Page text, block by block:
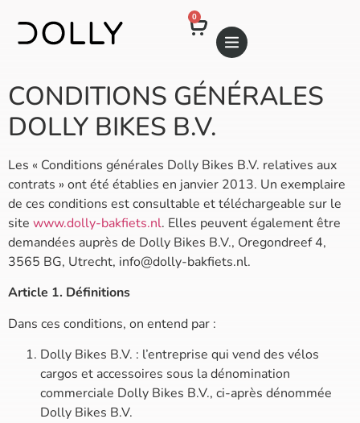
0
CONDITIONS GÉNÉRALES
DOLLY BIKES B.V.
Les « Conditions générales Dolly Bikes B.V. relatives aux
contrats » ont été établies en janvier 2013. Un exemplaire
de ces conditions est consultable et téléchargeable sur le
site www.dolly-bakfiets.nl. Elles peuvent également être
demandées auprès de Dolly Bikes B.V., Oregondreef 4,
3565 BG, Utrecht, info@dolly-bakfiets.nl.
Article 1. Définitions
Dans ces conditions, on entend par :
Dolly Bikes B.V. : l’entreprise qui vend des vélos
cargos et accessoires sous la dénomination
commerciale Dolly Bikes B.V., ci-après dénommée
Dolly Bikes B.V.